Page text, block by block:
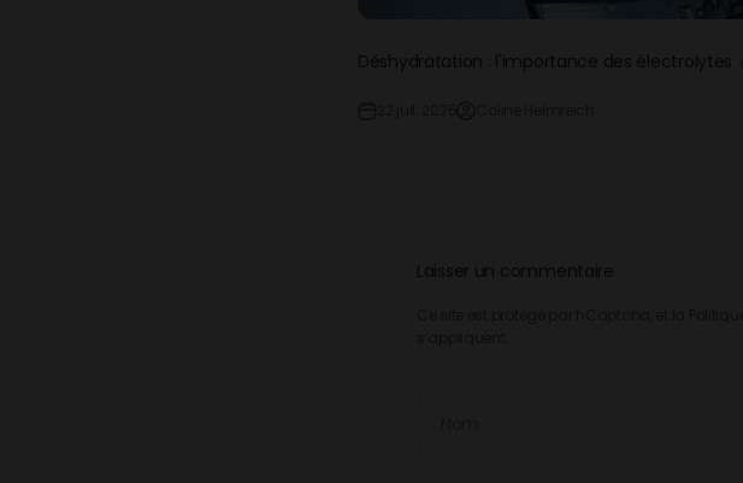
Déshydratation : l'importance des électrolytes 💧
Laisser un commentaire